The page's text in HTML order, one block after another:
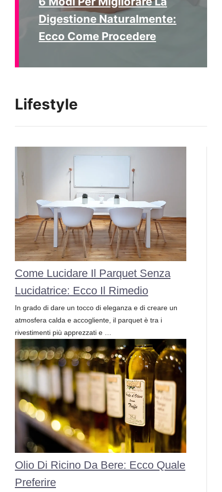
Digestione Naturalmente:
Ecco Come Procedere
Lifestyle
Come Lucidare Il Parquet Senza
Lucidatrice: Ecco Il Rimedio
In grado di dare un tocco di eleganza e di creare un
atmosfera calda e accogliente, il parquet è tra i
rivestimenti più apprezzati e …
Olio Di Ricino Da Bere: Ecco Quale
Preferire